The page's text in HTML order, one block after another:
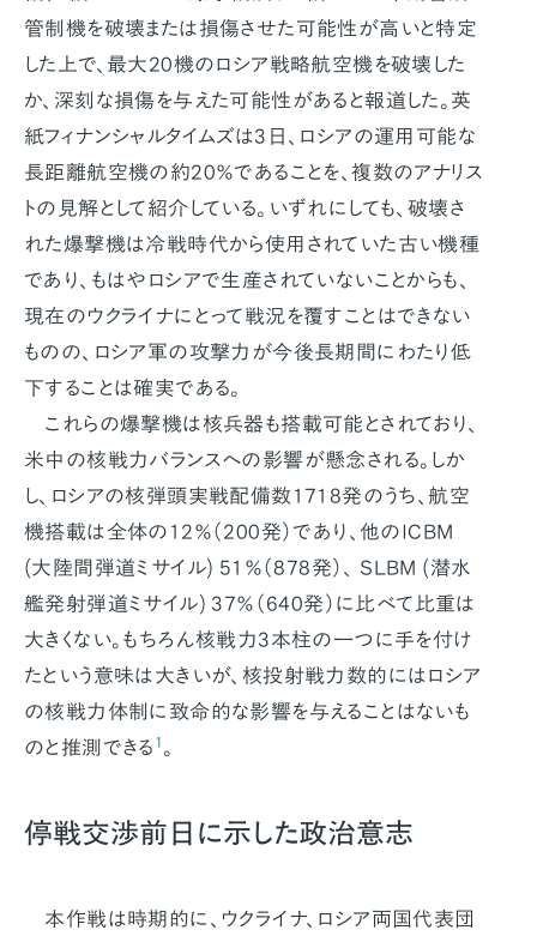
管制機を破壊または損傷させた可能性が高いと特定
した上で、最大20機のロシア戦略航空機を破壊した
か、深刻な損傷を与えた可能性があると報道した。英
紙フィナンシャルタイムズは3日、ロシアの運用可能な
長距離航空機の約20％であることを、複数のアナリス
トの見解として紹介している。いずれにしても、破壊さ
れた爆撃機は冷戦時代から使用されていた古い機種
であり、もはやロシアで生産されていないことからも、
現在のウクライナにとって戦況を覆すことはできない
ものの、ロシア軍の攻撃力が今後長期間にわたり低
下することは確実である。
これらの爆撃機は核兵器も搭載可能とされており、
米中の核戦力バランスへの影響が懸念される。しか
し、ロシアの核弾頭実戦配備数1718発のうち、航空
機搭載は全体の12％（200発）であり、他のICBM
(大陸間弾道ミサイル) 51％（878発）、 SLBM (潜水
艦発射弾道ミサイル) 37％（640発）に比べて比重は
大きくない。もちろん核戦力3本柱の一つに手を付け
たという意味は大きいが、核投射戦力数的にはロシア
の核戦力体制に致命的な影響を与えることはないも
のと推測できる 1 。
停戦交渉前日に示した政治意志
本作戦は時期的に、ウクライナ、ロシア両国代表団